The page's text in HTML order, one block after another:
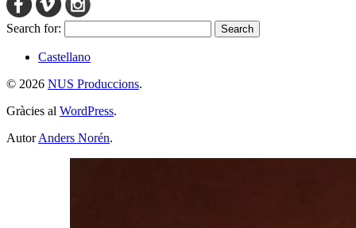
Search for:
Castellano
© 2026 NUS Produccions.
Gràcies al WordPress.
AutorAnders Norén.